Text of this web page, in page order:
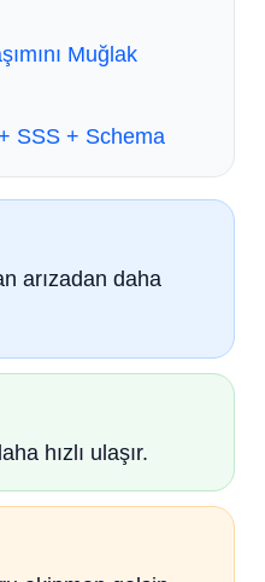
Muğlak
SSS + Schema
arızadan daha
hızlı ulaşır.